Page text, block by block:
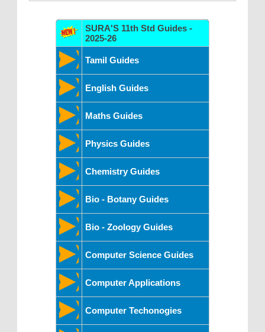
SURA'S 11th Std Guides -
2025-26
Tamil Guides
English Guides
Maths Guides
Physics Guides
Chemistry Guides
Bio - Botany Guides
Bio - Zoology Guides
Computer Science Guides
Computer Applications
Computer Techonogies